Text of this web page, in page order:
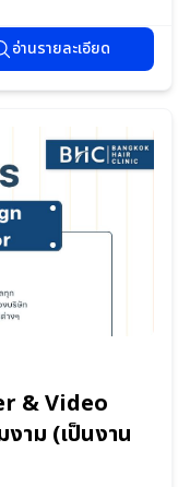
อ่านรายละเอียด
& Video
าม (เป็นงาน